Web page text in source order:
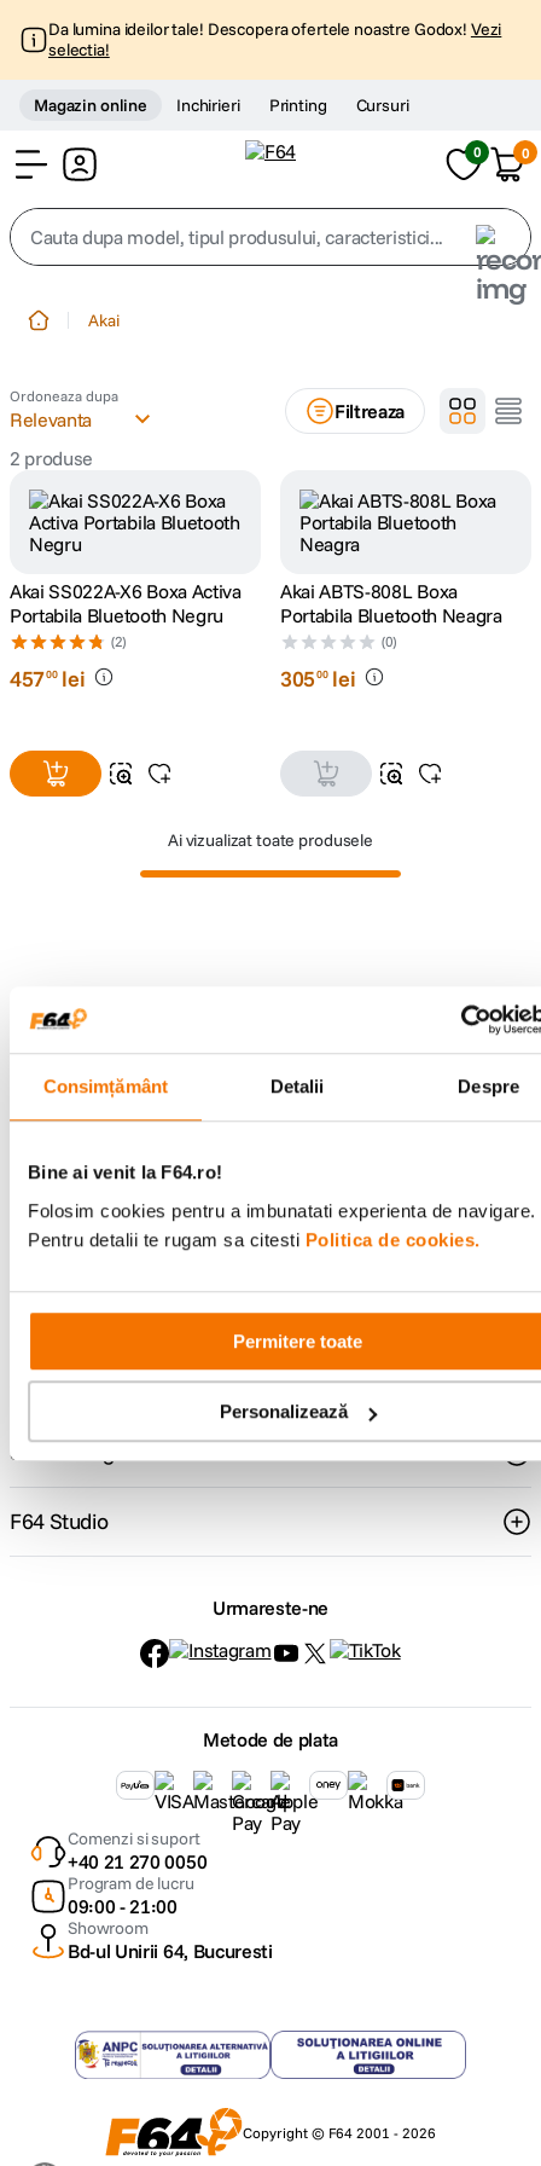
Consimțământ Detalii Despre
Bine ai venit la F64.ro!
Folosim cookies pentru a imbunatati experienta de navigare.
Pentru detalii te rugam sa citesti Politica de cookies.
Permitere toate
Personalizează
Da lumina ideilor tale! Descopera ofertele noastre Godox! Vezi
selectia!
Magazin online Inchirieri Printing Cursuri
0 0
Cauta dupa model, tipul produsului, caracteristici...
2. trepied
4 peak design
5. canon sx740 hs
6 lavaliera
8. ulanzi
godox
Akai
Ordoneaza dupa
Relevanta
Filtreaza
2 produse
Akai SS022A-X6 Boxa Activa
Portabila Bluetooth Negru
(2)
45700 lei
Akai ABTS-808L Boxa
Portabila Bluetooth Neagra
(0)
30500 lei
Ai vizualizat toate produsele
Consultanta
specializata
499lei
Comenzi si livrare
Suport
Service si garantii
F64 Studio
Urmareste-ne
Metode de plata
Comenzi si suport
+40 21 270 0050
Program de lucru
09:00 - 21:00
Showroom
Bd-ul Unirii 64, Bucuresti
Copyright © F64 2001 - 2026